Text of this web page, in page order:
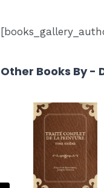
Other Books By -